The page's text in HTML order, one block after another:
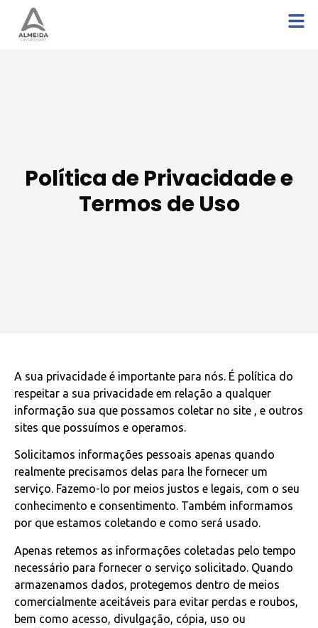
Política de Privacidade e
Termos de Uso
A sua privacidade é importante para nós. É política do
respeitar a sua privacidade em relação a qualquer
informação sua que possamos coletar no site , e outros
sites que possuímos e operamos.
Solicitamos informações pessoais apenas quando
realmente precisamos delas para lhe fornecer um
serviço. Fazemo-lo por meios justos e legais, com o seu
conhecimento e consentimento. Também informamos
por que estamos coletando e como será usado.
Apenas retemos as informações coletadas pelo tempo
necessário para fornecer o serviço solicitado. Quando
armazenamos dados, protegemos dentro de meios
comercialmente aceitáveis ​​para evitar perdas e roubos,
bem como acesso, divulgação, cópia, uso ou